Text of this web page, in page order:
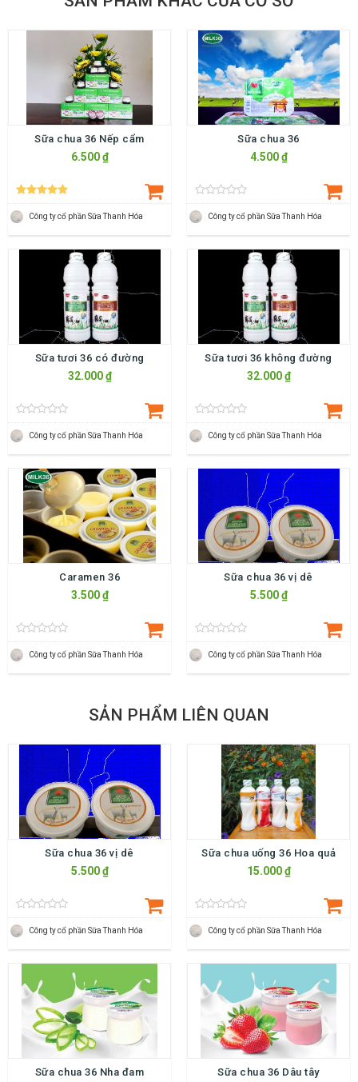
Sữa chua 36 Nếp cẩm
6.500 ₫
Công ty cổ phần Sữa Thanh Hóa
Sữa chua 36
4.500 ₫
Công ty cổ phần Sữa Thanh Hóa
Sữa tươi 36 có đường
32.000 ₫
Công ty cổ phần Sữa Thanh Hóa
Sữa tươi 36 không đường
32.000 ₫
Công ty cổ phần Sữa Thanh Hóa
Caramen 36
3.500 ₫
Công ty cổ phần Sữa Thanh Hóa
Sữa chua 36 vị dê
5.500 ₫
Công ty cổ phần Sữa Thanh Hóa
SẢN PHẨM LIÊN QUAN
Sữa chua 36 vị dê
5.500 ₫
Công ty cổ phần Sữa Thanh Hóa
Sữa chua uống 36 Hoa quả
15.000 ₫
Công ty cổ phần Sữa Thanh Hóa
Sữa chua 36 Nha đam Sữa chua 36 Dâu tây